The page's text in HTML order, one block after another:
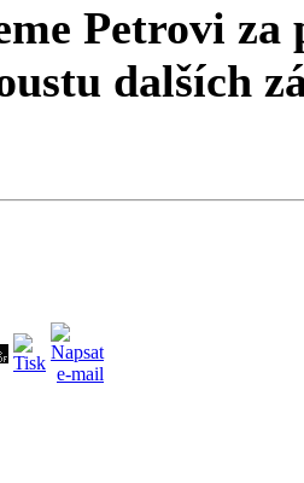
Petrovi za
dalších